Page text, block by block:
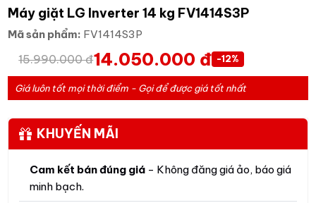
Máy giặt LG Inverter 14 kg FV1414S3P
Mã sản phẩm: FV1414S3P
15.990.000 đ14.050.000 đ -12%
Giá luôn tốt mọi thời điểm - Gọi để được giá tốt nhất
KHUYẾN MÃI
Cam kết bán đúng giá - Không đăng giá ảo, báo giá
minh bạch.